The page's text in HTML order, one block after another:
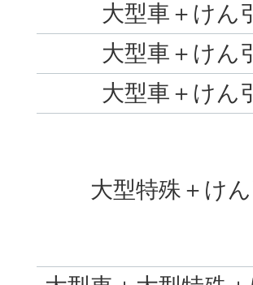
大型車＋けん引
大型車＋けん引
大型車＋けん引
大型特殊＋けん